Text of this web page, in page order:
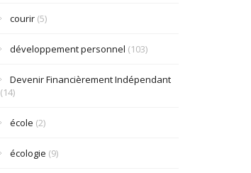
courir(5)
développement personnel (103)
Devenir Financièrement Indépendant
(14)
école (2)
écologie (9)